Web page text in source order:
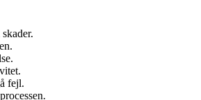
fejl.